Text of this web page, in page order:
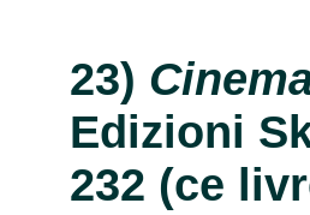
Edizioni
232 (ce